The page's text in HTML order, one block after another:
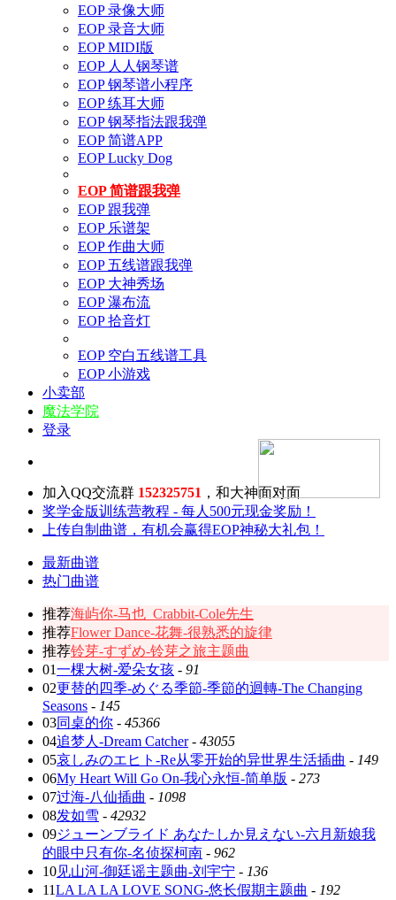
EOP 录像大师
EOP 录音大师
EOP MIDI版
EOP 人人钢琴谱
EOP 钢琴谱小程序
EOP 练耳大师
EOP 钢琴指法跟我弹
EOP 简谱APP
EOP Lucky Dog
EOP 简谱跟我弹
EOP 跟我弹
EOP 乐谱架
EOP 作曲大师
EOP 五线谱跟我弹
EOP 大神秀场
EOP 瀑布流
EOP 拾音灯
EOP 空白五线谱工具
EOP 小游戏
小卖部
魔法学院
登录
加入QQ交流群 152325751 ，和大神面对面
奖学金版训练营教程 - 每人500元现金奖励！
上传自制曲谱，有机会赢得EOP神秘大礼包！
最新曲谱
热门曲谱
推荐海屿你-马也_Crabbit-Cole先生
推荐Flower Dance-花舞-很熟悉的旋律
推荐铃芽-すずめ-铃芽之旅主题曲
01一棵大树-爱朵女孩 - 91
02更替的四季-めぐる季節-季節的迴轉-The Changing
Seasons - 145
03同桌的你 - 45366
04追梦人-Dream Catcher- 43055
05哀しみのエヒト-Re从零开始的异世界生活插曲 - 149
06My Heart Will Go On-我心永恒-简单版 - 273
07过海-八仙插曲 - 1098
08发如雪 - 42932
09ジューンブライド あなたしか見えない-六月新娘我
的眼中只有你-名侦探柯南 - 962
10见山河-御廷谣主题曲-刘宇宁 - 136
11LA LA LA LOVE SONG-悠长假期主题曲 - 192